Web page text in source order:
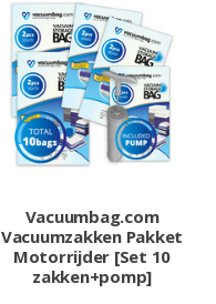
Vacuumbag.com
Vacuumzakken Pakket
Motorrijder [Set 10
zakken+pomp]